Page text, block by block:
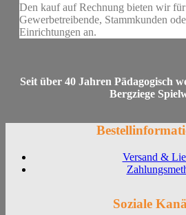
Den kauf auf Rechnung bieten wir für
Gewerbetreibende, Stammkunden
Einrichtungen an.
Seit über 40 Jahren Pädagogisch
Bergziege
Versand &
Soziale